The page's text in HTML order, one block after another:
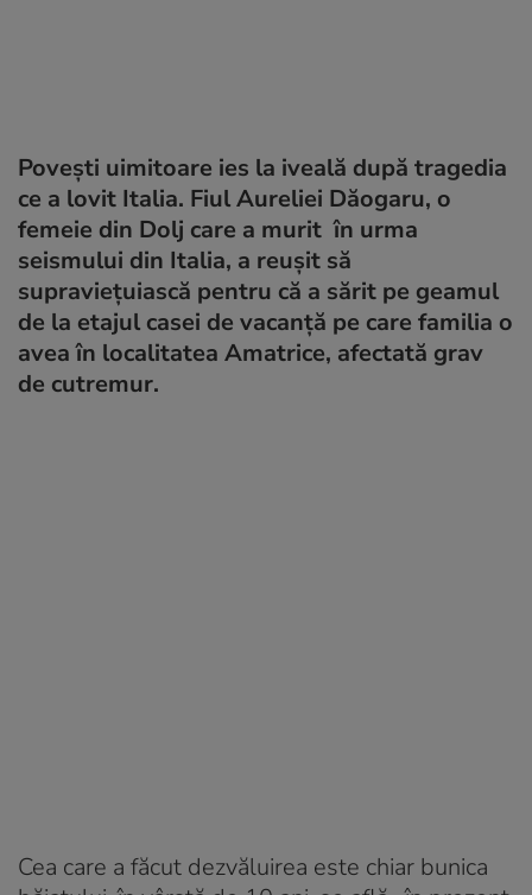
Povești uimitoare ies la iveală după tragedia
ce a lovit Italia. Fiul Aureliei Dăogaru, o
femeie din Dolj care a murit în urma
seismului din Italia, a reuşit să
supravieţuiască pentru că a sărit pe geamul
de la etajul casei de vacanţă pe care familia o
avea în localitatea Amatrice, afectată grav
de cutremur.
Cea care a făcut dezvăluirea este chiar bunica